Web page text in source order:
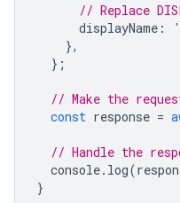
// Replace
displayName :
},
};
// Make the
const response =
// Handle the
console. log(
}